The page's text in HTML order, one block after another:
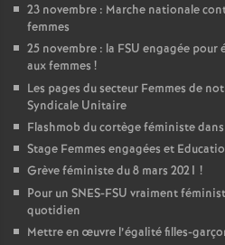
23 novembre : Marche nationale
femmes
25 novembre : la FSU engagée pour
aux femmes !
Les pages du secteur Femmes de
Syndicale Unitaire
Flashmob du cortège féministe
Stage Femmes engagées et
Grève féministe du 8 mars 2021 !
Pour un SNES-FSU vraiment
quotidien
Mettre en œuvre l’égalité filles-